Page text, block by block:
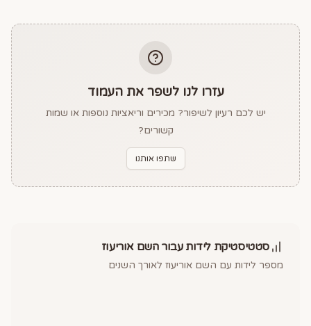
עזרו לנו לשפר את העמוד
יש לכם רעיון לשיפור? מכירים וריאציות נוספות או שמות
קשורים?
שתפו אותנו
סטטיסטיקת לידות עבור השם אוריעוז
מספר לידות עם השם אוריעוז לאורך השנים